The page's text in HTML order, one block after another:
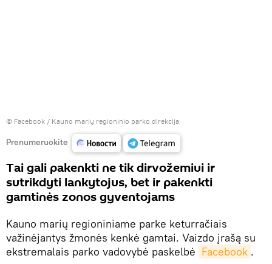
© Facebook / Kauno marių regioninio parko direkcija
Prenumeruokite
Tai gali pakenkti ne tik dirvožemiui ir
sutrikdyti lankytojus, bet ir pakenkti
gamtinės zonos gyventojams
Kauno marių regioniniame parke keturračiais
važinėjantys žmonės kenkė gamtai. Vaizdo įrašą su
ekstremalais parko vadovybė paskelbė Facebook .